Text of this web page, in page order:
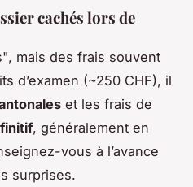
cachés lors de
mais des frais souvent
d’examen (~250 CHF), il
et les frais de
, généralement en
vous à l’avance
surprises.